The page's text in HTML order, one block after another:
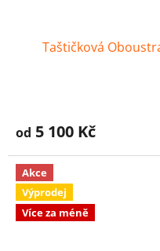
Taštičková
od 5 100 Kč
Akce
Výprodej
Více za méně